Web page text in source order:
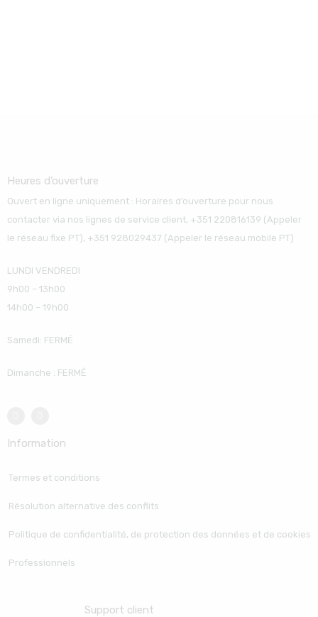
Heures d’ouverture
Ouvert en ligne uniquement : Horaires d’ouverture pour nous
contacter via nos lignes de service client, +351 220816139 (Appeler
le réseau fixe PT), +351 928029437 (Appeler le réseau mobile PT)
LUNDI VENDREDI
9h00 – 13h00
14h00 – 19h00
Samedi: FERMÉ
Dimanche : FERMÉ
Information
Termes et conditions
Résolution alternative des conflits
Politique de confidentialité, de protection des données et de cookies
Professionnels
Support client